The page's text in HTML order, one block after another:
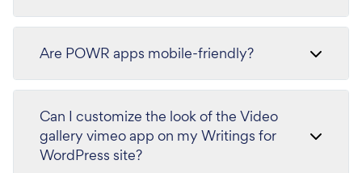
Are POWR apps mobile-friendly?
Can I customize the look of the Video
gallery vimeo app on my Writings for
WordPress site?